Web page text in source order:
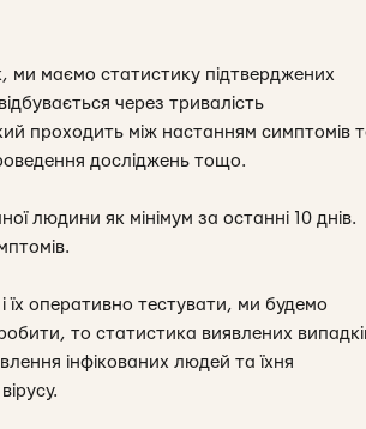
ми маємо статистику підтверджених
через тривалість
проходить між настанням симптомів
досліджень тощо.
людини як мінімум за останні 10 днів.
оперативно тестувати, ми будемо
то статистика виявлених
інфікованих людей та їхня